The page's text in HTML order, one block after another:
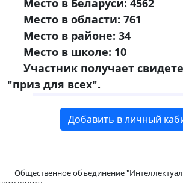
Место в Беларуси: 4562
Место в области: 761
Место в районе: 34
Место в школе: 10
Участник получает
"приз для всех".
Добавить в личный
Общественное объединение